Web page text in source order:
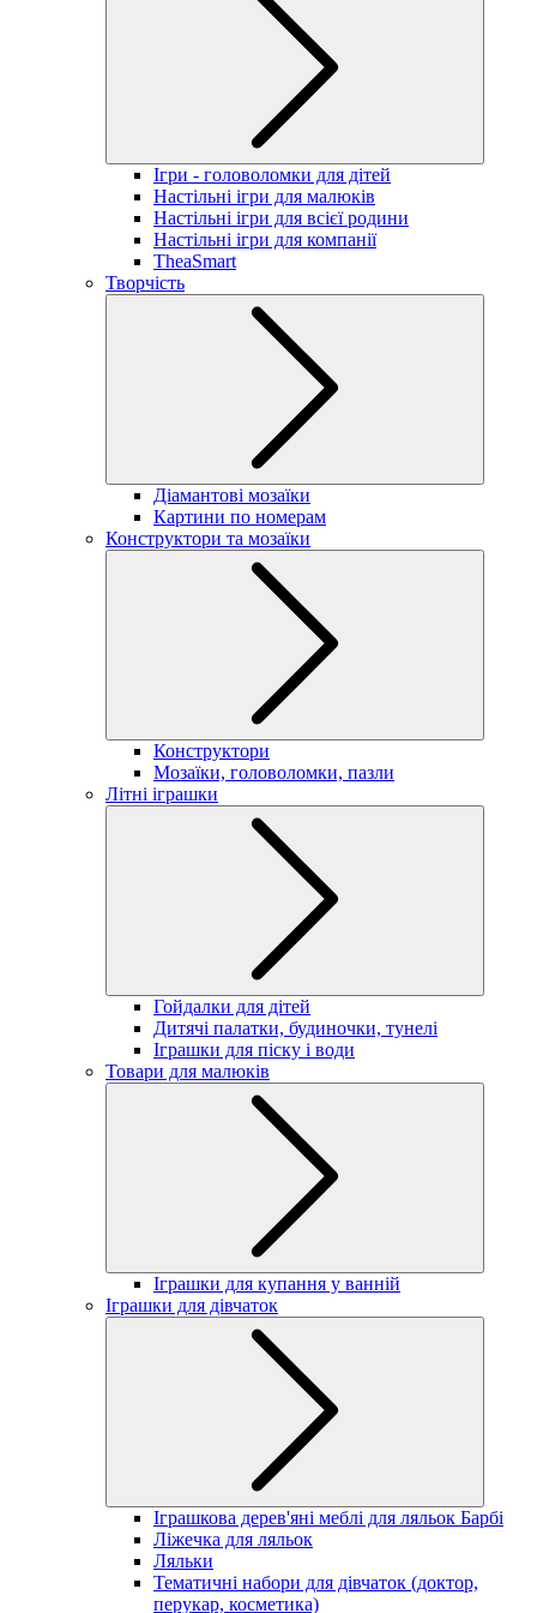
Ігри - головоломки для дітей
Настільні ігри для малюків
Настільні ігри для всієї родини
Настільні ігри для компанії
TheaSmart
Творчість
Діамантові мозаїки
Картини по номерам
Конструктори та мозаїки
Конструктори
Мозаїки, головоломки, пазли
Літні іграшки
Гойдалки для дітей
Дитячі палатки, будиночки, тунелі
Іграшки для піску і води
Товари для малюків
Іграшки для купання у ванній
Іграшки для дівчаток
Іграшкова дерев'яні меблі для ляльок Барбі
Ліжечка для ляльок
Ляльки
Тематичні набори для дівчаток (доктор,
перукар, косметика)